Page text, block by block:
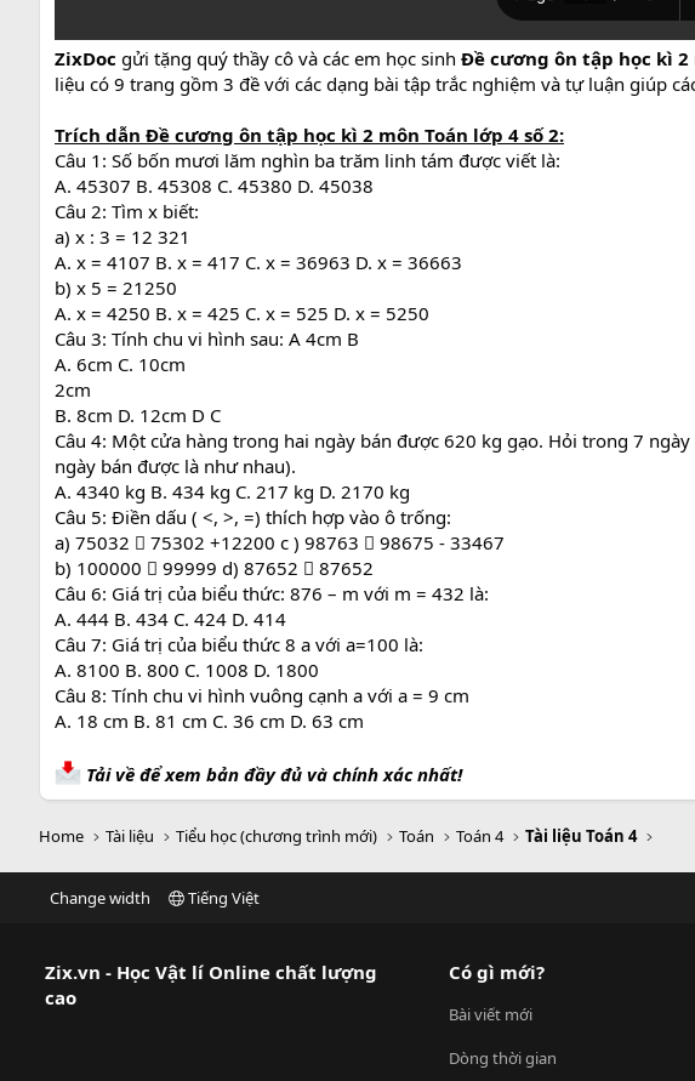
ZixDoc gửi tặng quý thầy cô và các em học sinh Đề cương ôn tập học kì 2
liệu có 9 trang gồm 3 đề với các dạng bài tập trắc nghiệm và tự luận giúp
Trích dẫn Đề cương ôn tập học kì 2 môn Toán lớp 4 số 2:
Câu 1: Số bốn mươi lăm nghìn ba trăm linh tám được viết là:
A. 45307 B. 45308 C. 45380 D. 45038
Câu 2: Tìm x biết:
a) x : 3 = 12 321
A. x = 4107 B. x = 417 C. x = 36963 D. x = 36663
b) x 5 = 21250
A. x = 4250 B. x = 425 C. x = 525 D. x = 5250
Câu 3: Tính chu vi hình sau: A 4cm B
A. 6cm C. 10cm
2cm
B. 8cm D. 12cm D C
Câu 4: Một cửa hàng trong hai ngày bán được 620 kg gạo. Hỏi trong 7
ngày bán được là như nhau).
A. 4340 kg B. 434 kg C. 217 kg D. 2170 kg
Câu 5: Điền dấu ( <, >, =) thích hợp vào ô trống:
a) 75032  75302 +12200 c ) 98763  98675 - 33467
b) 100000  99999 d) 87652  87652
Câu 6: Giá trị của biểu thức: 876 – m với m = 432 là:
A. 444 B. 434 C. 424 D. 414
Câu 7: Giá trị của biểu thức 8 a với a=100 là:
A. 8100 B. 800 C. 1008 D. 1800
Câu 8: Tính chu vi hình vuông cạnh a với a = 9 cm
A. 18 cm B. 81 cm C. 36 cm D. 63 cm
Tải về để xem bản đầy đủ và chính xác nhất!
Home Tài liệu Tiểu học (chương trình mới) Toán Toán 4 Tài liệu Toán 4
Change width Tiếng Việt
Zix.vn - Học Vật lí Online chất lượng
cao
Có gì mới?
Bài viết mới
Dòng thời gian